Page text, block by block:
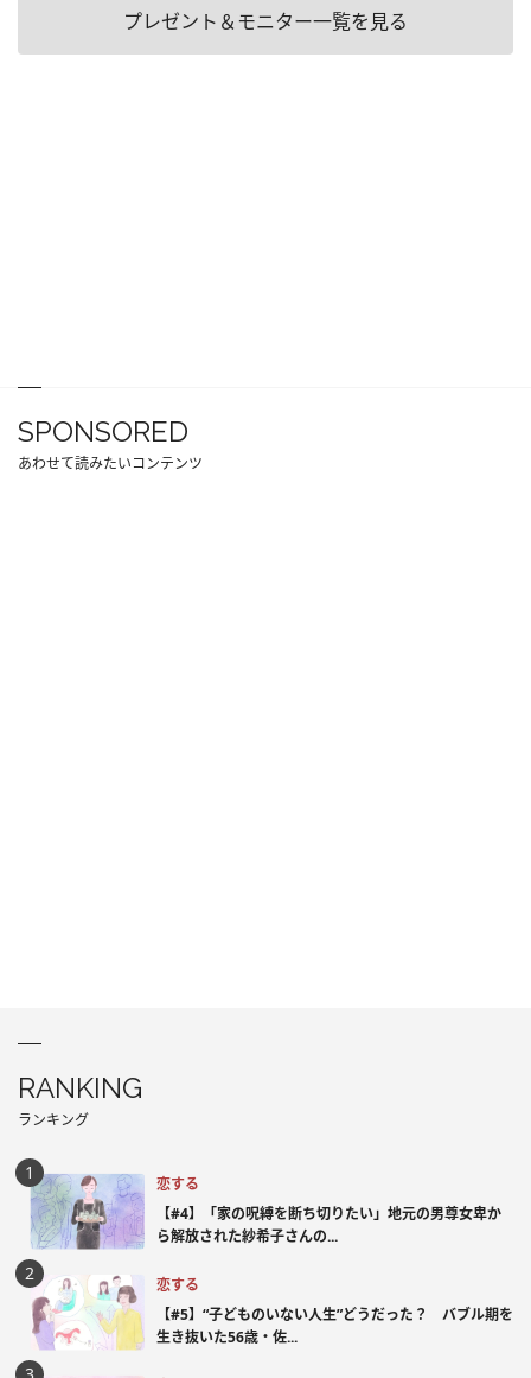
プレゼント＆モニター一覧を見る
SPONSORED
あわせて読みたいコンテンツ
RANKING
ランキング
恋する
【#4】「家の呪縛を断ち切りたい」地元の男尊女卑か
ら解放された紗希子さんの...
恋する
【#5】“子どものいない人生”どうだった？ バブル期を
生き抜いた56歳・佐...